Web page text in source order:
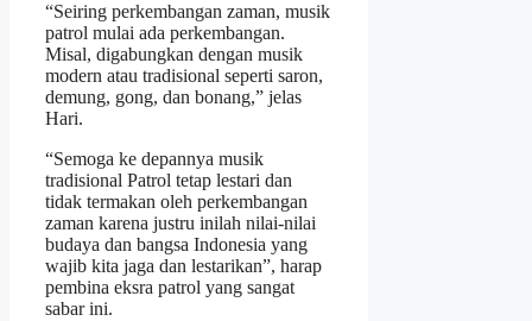
“Seiring perkembangan zaman, musik
patrol mulai ada perkembangan.
Misal, digabungkan dengan musik
modern atau tradisional seperti saron,
demung, gong, dan bonang,” jelas
Hari.
“Semoga ke depannya musik
tradisional Patrol tetap lestari dan
tidak termakan oleh perkembangan
zaman karena justru inilah nilai-nilai
budaya dan bangsa Indonesia yang
wajib kita jaga dan lestarikan”, harap
pembina eksra patrol yang sangat
sabar ini.